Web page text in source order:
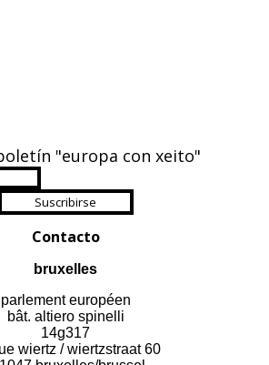
"europa con xeito"
Suscribirse
Contacto
bruxelles
parlement européen
bât. altiero spinelli
14g317
wiertz / wiertzstraat 60